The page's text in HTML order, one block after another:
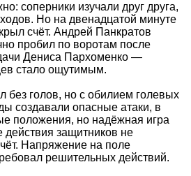
соперники изучали друг друга,
Но на двенадцатой минуте
счёт. Андрей Панкратов
пробил по воротам после
Дениса Пархоменко —
стало ощутимым.
без голов, но с обилием голевых
создавали опасные атаки, в
положения, но надёжная игра
действия защитников не
Напряжение на поле
решительных действий.